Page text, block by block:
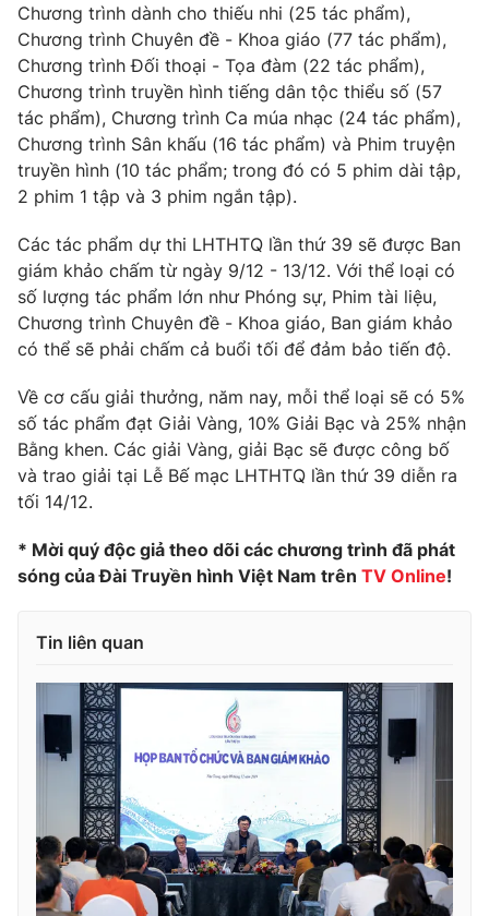
Video Shorts video
VTV Money VTV Thể thao
VTV Sức khoẻ Bất động sản
VTV4 Vươn mình bằng AI
VTV9 VTV8
Liên hệ tòa soạn English
Theo dõi báo trên
Cơ quan chủ quản:
Đài Truyền hình Việt Nam
Cơ quan báo chí:
Thời báo VTV
Giấy phép hoạt động báo in và báo điện tử số 483/GP-BTTTT
cấp ngày 29/12/2023
Tổng Biên tập:Vũ Thanh Thủy
Phó Tổng Biên tập:Nguyễn Thị Mỹ Hạnh, Phạm Quốc Thắng,
Nguyễn Trọng Ninh
Tổng đài VTV:024.38 355 931 - 024.38 355 932
Chương trình dành cho thiếu nhi (25 tác phẩm),
Chương trình Chuyên đề - Khoa giáo (77 tác phẩm),
Chương trình Đối thoại - Tọa đàm (22 tác phẩm),
Chương trình truyền hình tiếng dân tộc thiểu số (57
tác phẩm), Chương trình Ca múa nhạc (24 tác phẩm),
Chương trình Sân khấu (16 tác phẩm) và Phim truyện
truyền hình (10 tác phẩm; trong đó có 5 phim dài tập,
2 phim 1 tập và 3 phim ngắn tập).
Các tác phẩm dự thi LHTHTQ lần thứ 39 sẽ được Ban
giám khảo chấm từ ngày 9/12 - 13/12. Với thể loại có
số lượng tác phẩm lớn như Phóng sự, Phim tài liệu,
Chương trình Chuyên đề - Khoa giáo, Ban giám khảo
có thể sẽ phải chấm cả buổi tối để đảm bảo tiến độ.
Về cơ cấu giải thưởng, năm nay, mỗi thể loại sẽ có 5%
số tác phẩm đạt Giải Vàng, 10% Giải Bạc và 25% nhận
Bằng khen. Các giải Vàng, giải Bạc sẽ được công bố
và trao giải tại Lễ Bế mạc LHTHTQ lần thứ 39 diễn ra
tối 14/12.
* Mời quý độc giả theo dõi các chương trình đã phát
sóng của Đài Truyền hình Việt Nam trên TV Online!
Tin liên quan